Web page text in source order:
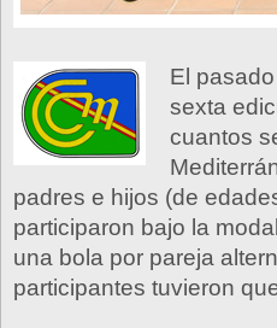
El
sexta
cuantos
padres e hijos (de
participaron bajo la
una bola por pareja
participantes tuvieron